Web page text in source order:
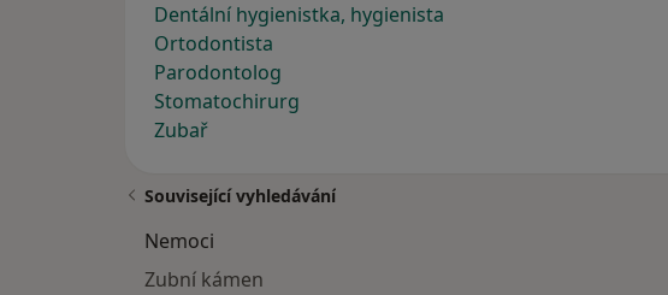
Dentální hygienistka, hygienista
Ortodontista
Parodontolog
Stomatochirurg
Zubař
Související vyhledávání
Nemoci
Zubní kámen